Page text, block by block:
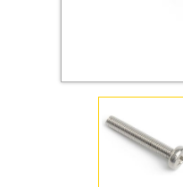
Крюки, кольца с
Саморезы и шурупы